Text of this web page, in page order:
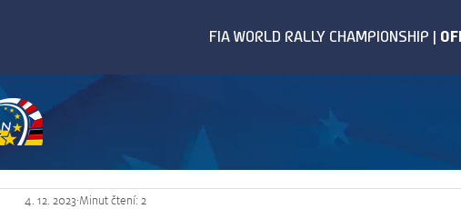
4. 12. 2023 Minut čtení: 2